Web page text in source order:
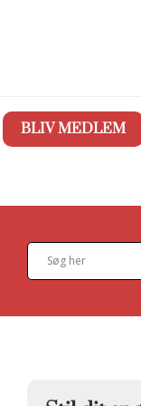
BLIV MEDLEM